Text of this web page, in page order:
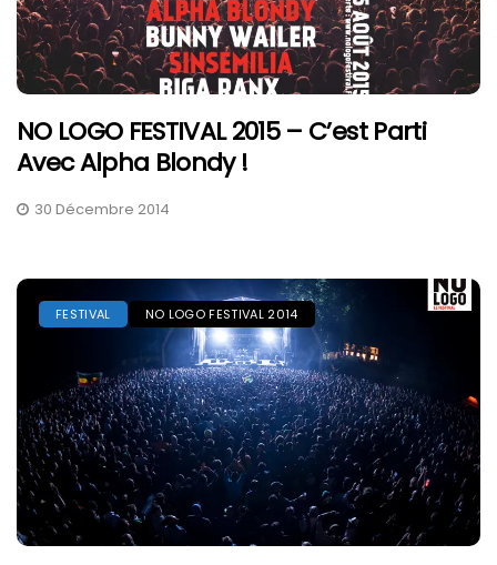
NO LOGO FESTIVAL 2015 – C’est Parti
Avec Alpha Blondy !
30 Décembre 2014
FESTIVAL NO LOGO FESTIVAL 2014